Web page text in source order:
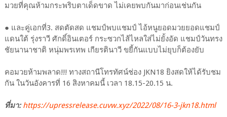
มวยที่คุณห้ามกระพริบตาเด็ดขาด ไม่เคยพบกันมาก่อนเช่นกัน
● และคู่เอกที่3. สดตัดสด แชมป์พบแชมป์ ไอ้หนูยอดมวยยอดแชมป์
แดนใต้ รุ่งราวี ศักดิ์อินเตอร์ กระซวกไส้ไหลใส่ไม่ยั้งอัด แชมป์วันทรง
ชัยนานาชาติ หนุ่มพรเทพ เกียรตินาวี ขยี้กันแบบไม่ยุบก็ต้องยับ
คอมวยห้ามพลาด!!! ทางสถานีโทรทัศน์ช่อง JKN18 ยิงสดให้ได้รับชม
กัน ในวันอังคารที่ 16 สิงหาคมนี้ เวลา 18.15-20.15 น.
ที่มา: https://upressrelease.cuvw.xyz/2022/08/16-3-jkn18.html